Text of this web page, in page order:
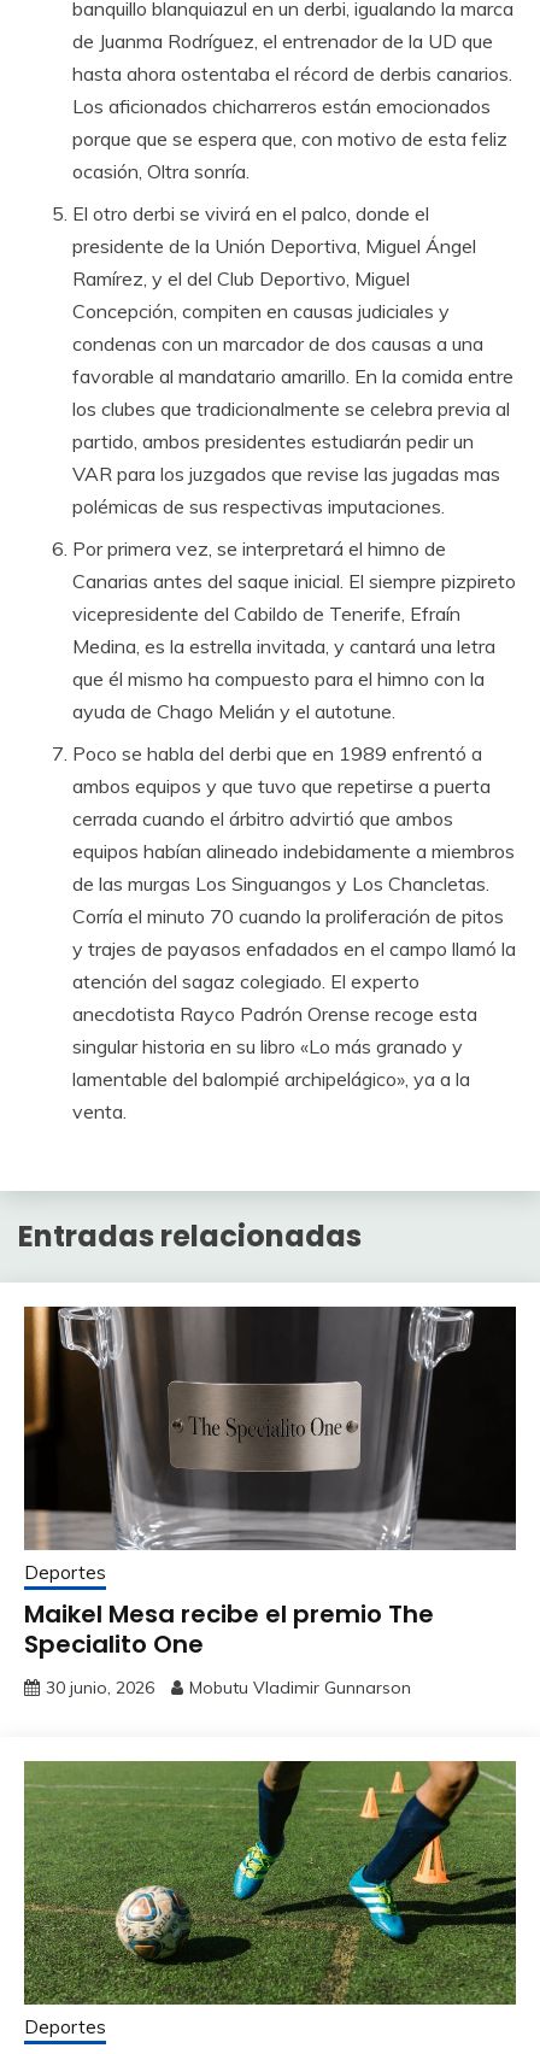
banquillo blanquiazul en un derbi, igualando la marca
de Juanma Rodríguez, el entrenador de la UD que
hasta ahora ostentaba el récord de derbis canarios.
Los aficionados chicharreros están emocionados
porque que se espera que, con motivo de esta feliz
ocasión, Oltra sonría.
El otro derbi se vivirá en el palco, donde el
presidente de la Unión Deportiva, Miguel Ángel
Ramírez, y el del Club Deportivo, Miguel
Concepción, compiten en causas judiciales y
condenas con un marcador de dos causas a una
favorable al mandatario amarillo. En la comida entre
los clubes que tradicionalmente se celebra previa al
partido, ambos presidentes estudiarán pedir un
VAR para los juzgados que revise las jugadas mas
polémicas de sus respectivas imputaciones.
Por primera vez, se interpretará el himno de
Canarias antes del saque inicial. El siempre pizpireto
vicepresidente del Cabildo de Tenerife, Efraín
Medina, es la estrella invitada, y cantará una letra
que él mismo ha compuesto para el himno con la
ayuda de Chago Melián y el autotune.
Poco se habla del derbi que en 1989 enfrentó a
ambos equipos y que tuvo que repetirse a puerta
cerrada cuando el árbitro advirtió que ambos
equipos habían alineado indebidamente a miembros
de las murgas Los Singuangos y Los Chancletas.
Corría el minuto 70 cuando la proliferación de pitos
y trajes de payasos enfadados en el campo llamó la
atención del sagaz colegiado. El experto
anecdotista Rayco Padrón Orense recoge esta
singular historia en su libro «Lo más granado y
lamentable del balompié archipelágico», ya a la
venta.
Entradas relacionadas
Deportes
Maikel Mesa recibe el premio The
Specialito One
30 junio, 2026 Mobutu Vladimir Gunnarson
Deportes